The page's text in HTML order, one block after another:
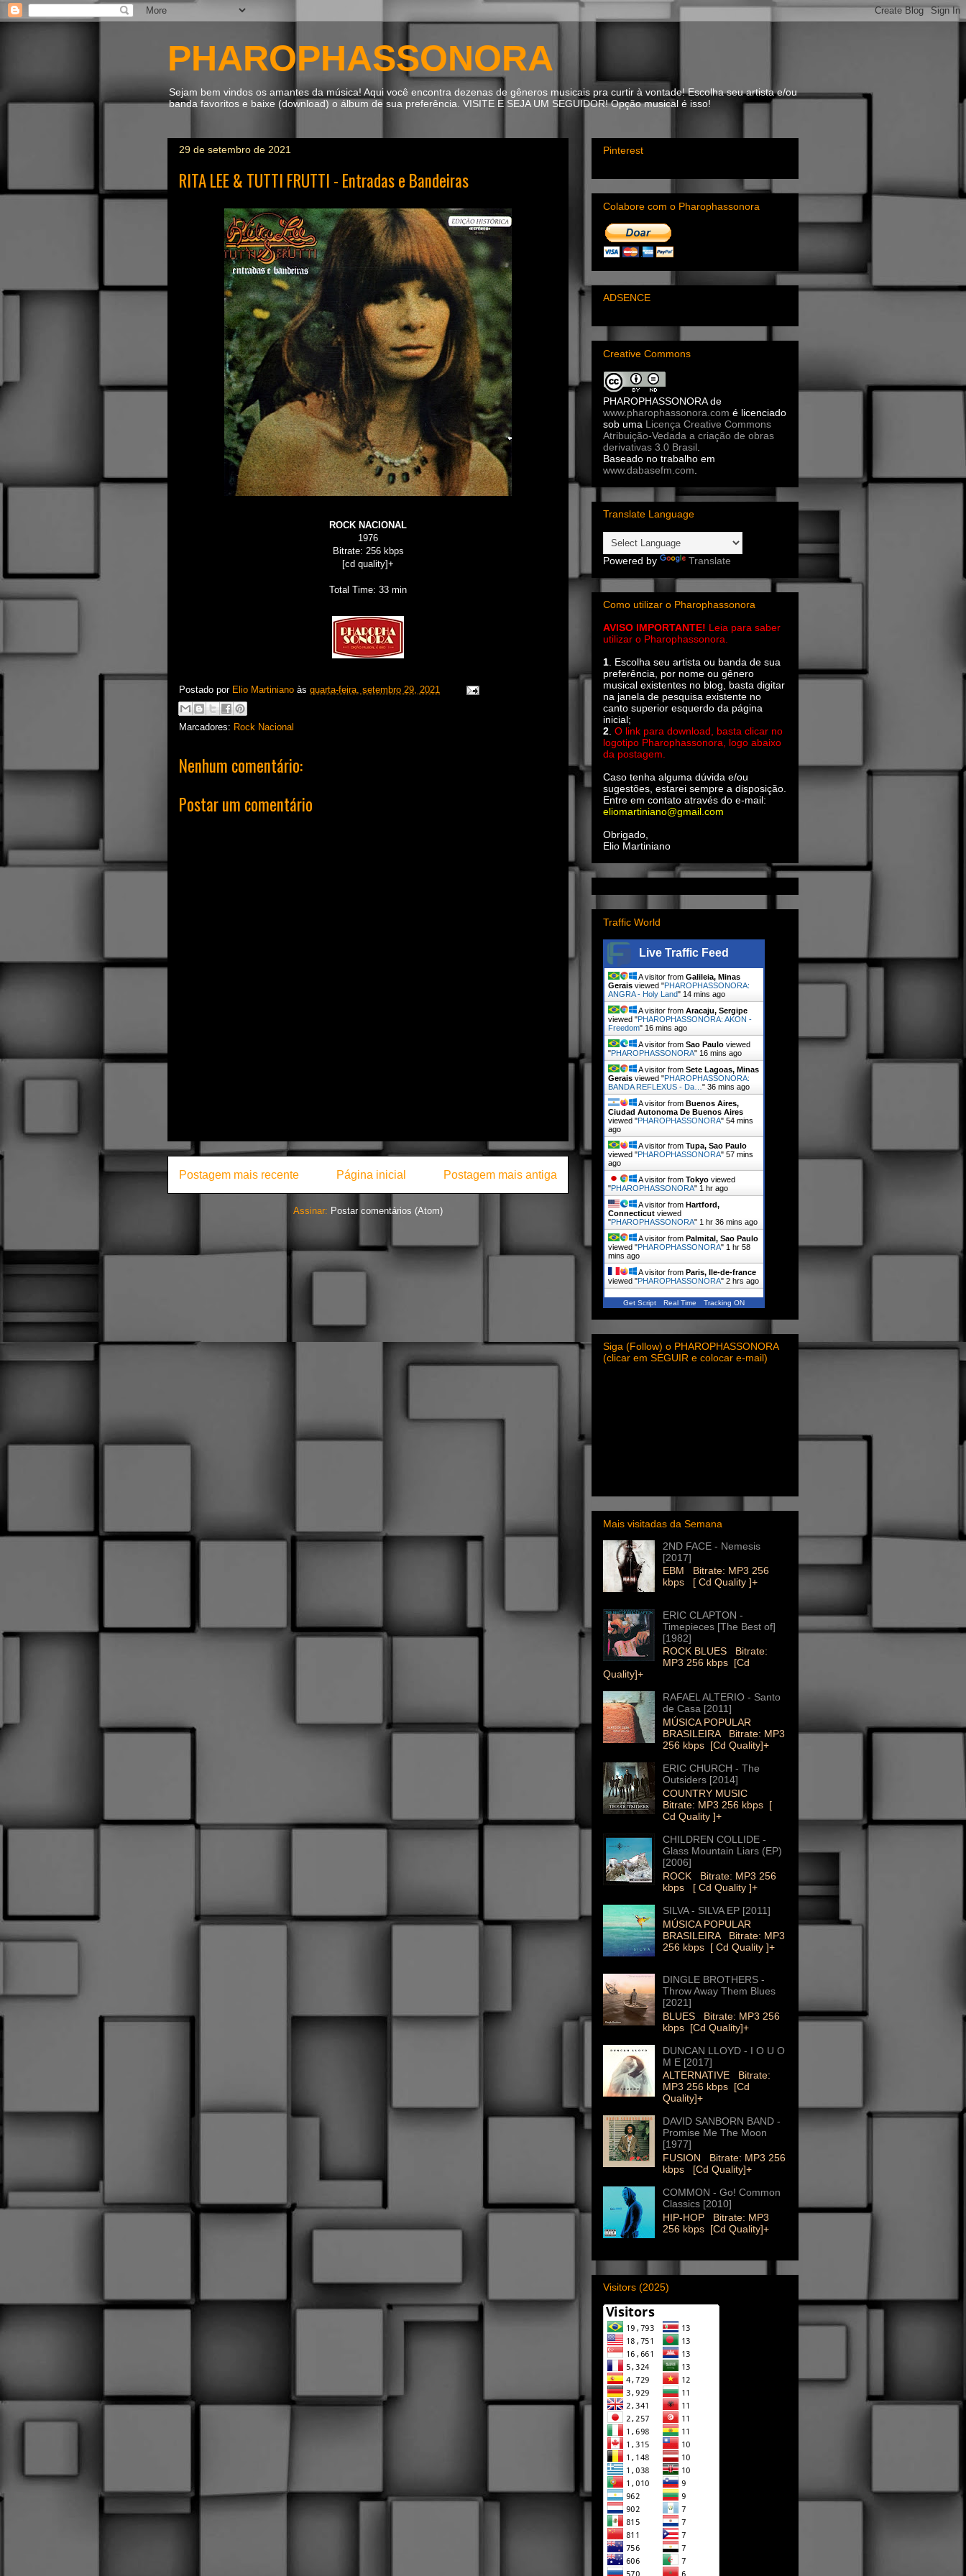
PHAROPHASSONORA
Sejam bem vindos os amantes da música! Aqui você encontra dezenas de gêneros musicais pra curtir à vontade! Escolha seu artista e/ou
banda favoritos e baixe (download) o álbum de sua preferência. VISITE E SEJA UM SEGUIDOR! Opção musical é isso!
29 de setembro de 2021
RITA LEE & TUTTI FRUTTI - Entradas e Bandeiras
ROCK NACIONAL
1976
Bitrate: 256 kbps
[cd quality]+
Total Time: 33 min
Postado por Elio Martiniano às quarta-feira, setembro 29, 2021
Marcadores: Rock Nacional
Nenhum comentário:
Postar um comentário
Postagem mais recente Postagem mais antiga
Página inicial
Assinar: Postar comentários (Atom)
Pinterest
Colabore com o Pharophassonora
ADSENCE
Creative Commons
PHAROPHASSONORAde
www.pharophassonora.com é licenciado
sob uma Licença Creative Commons
Atribuição-Vedada a criação de obras
derivativas 3.0 Brasil
Baseado no trabalho em
www.dabasefm.com
Translate Language
Powered by Translate
Como utilizar o Pharophassonora
AVISO IMPORTANTE! Leia para saber
utilizar o Pharophassonora.
1. Escolha seu artista ou banda de sua
preferência, por nome ou gênero
musical existentes no blog, basta digitar
na janela de pesquisa existente no
canto superior esquerdo da página
inicial;
2. O link para download, basta clicar no
logotipo Pharophassonora, logo abaixo
da postagem.
Caso tenha alguma dúvida e/ou
sugestões, estarei sempre a disposição.
Entre em contato através do e-mail:
eliomartiniano@gmail.com
Obrigado,
Elio Martiniano
Traffic World
Live Traffic Feed
A visitor from Galileia, Minas
Gerais viewed "PHAROPHASSONORA:
ANGRA - Holy Land" 14 mins ago
A visitor from Aracaju, Sergipe
viewed "PHAROPHASSONORA: AKON -
Freedom" 16 mins ago
A visitor from Sao Paulo viewed
"PHAROPHASSONORA" 16 mins ago
A visitor from Sete Lagoas, Minas
Gerais viewed "PHAROPHASSONORA:
BANDA REFLEXUS - Da… " 36 mins ago
A visitor from Buenos Aires,
Ciudad Autonoma De Buenos Aires
viewed "PHAROPHASSONORA" 54 mins
ago
A visitor from Tupa, Sao Paulo
viewed "PHAROPHASSONORA" 57 mins
ago
A visitor from Tokyo viewed
"PHAROPHASSONORA" 1 hr 1 min ago
A visitor from Hartford,
Connecticut viewed
"PHAROPHASSONORA" 1 hr 36 mins ago
A visitor from Palmital, Sao Paulo
viewed "PHAROPHASSONORA" 1 hr 58
mins ago
A visitor from Paris, Ile-de-france
viewed "PHAROPHASSONORA" 2 hrs ago
Get Script Real Time Tracking ON
Siga (Follow) o PHAROPHASSONORA
(clicar em SEGUIR e colocar e-mail)
Mais visitadas da Semana
2ND FACE - Nemesis
[2017]
EBM Bitrate: MP3 256
kbps [ Cd Quality ]+
ERIC CLAPTON -
Timepieces [The Best of]
[1982]
ROCK BLUES Bitrate:
MP3 256 kbps [Cd
Quality]+
RAFAEL ALTERIO - Santo
de Casa [2011]
MÚSICA POPULAR
BRASILEIRA Bitrate: MP3
256 kbps [Cd Quality]+
ERIC CHURCH - The
Outsiders [2014]
COUNTRY MUSIC
Bitrate: MP3 256 kbps [
Cd Quality ]+
CHILDREN COLLIDE -
Glass Mountain Liars (EP)
[2006]
ROCK Bitrate: MP3 256
kbps [ Cd Quality ]+
SILVA - SILVA EP [2011]
MÚSICA POPULAR
BRASILEIRA Bitrate: MP3
256 kbps [ Cd Quality ]+
DINGLE BROTHERS -
Throw Away Them Blues
[2021]
BLUES Bitrate: MP3 256
kbps [Cd Quality]+
DUNCAN LLOYD - I O U O
M E [2017]
ALTERNATIVE Bitrate:
MP3 256 kbps [Cd
Quality]+
DAVID SANBORN BAND -
Promise Me The Moon
[1977]
FUSION Bitrate: MP3 256
kbps [Cd Quality]+
COMMON - Go! Common
Classics [2010]
HIP-HOP Bitrate: MP3
256 kbps [Cd Quality]+
Visitors (2025)